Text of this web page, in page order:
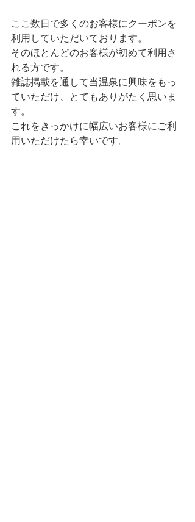
ここ数日で多くのお客様にクーポンを
利用していただいております。
そのほとんどのお客様が初めて利用さ
れる方です。
雑誌掲載を通して当温泉に興味をもっ
ていただけ、とてもありがたく思いま
す。
これをきっかけに幅広いお客様にご利
用いただけたら幸いです。